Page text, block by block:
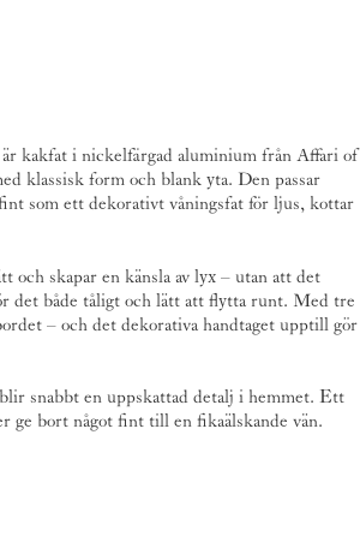
kakfat i nickelfärgad aluminium frånAffari of
klassisk form och blank yta. Den passar
som ett dekorativt våningsfat för ljus, kottar
skapar en känsla av lyx – utan att det
det både tåligt och lätt att flytta runt. Med tre
– och det dekorativa handtaget upptill gör
snabbt en uppskattad detalj i hemmet. Ett
bort något fint till en fikaälskande vän.